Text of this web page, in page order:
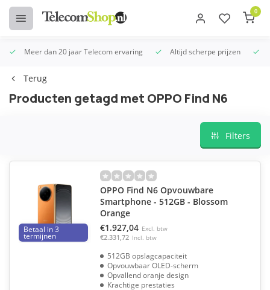
0
Meer dan 20 jaar Telecom ervaring Altijd scherpe prijzen
Terug
Producten getagd met OPPO Find N6
Filters
Betaal in 3
termijnen
OPPO Find N6 Opvouwbare
Smartphone - 512GB - Blossom
Orange
€1.927,04 Excl. btw
€2.331,72 Incl. btw
512GB opslagcapaciteit
Opvouwbaar OLED-scherm
Opvallend oranje design
Krachtige prestaties